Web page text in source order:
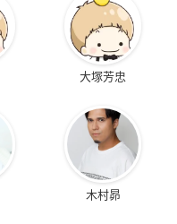
大塚芳忠
木村昴